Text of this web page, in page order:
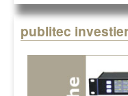
publitec